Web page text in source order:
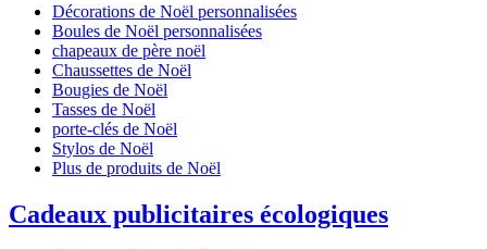
Décorations de Noël personnalisées
Boules de Noël personnalisées
chapeaux de père noël
Chaussettes de Noël
Bougies de Noël
Tasses de Noël
porte-clés de Noël
Stylos de Noël
Plus de produits de Noël
Cadeaux publicitaires écologiques